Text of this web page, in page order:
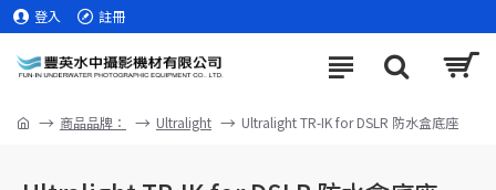
登入 註冊
商品品牌： Ultralight Ultralight TR-IK for DSLR 防水盒底座